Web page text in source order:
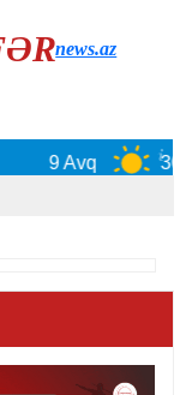
news.az
9 Avq 30°C